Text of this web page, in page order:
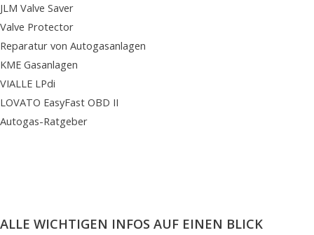
JLM Valve Saver
Valve Protector
Reparatur von Autogasanlagen
KME Gasanlagen
VIALLE LPdi
LOVATO EasyFast OBD II
Autogas-Ratgeber
ALLE WICHTIGEN INFOS AUF EINEN BLICK